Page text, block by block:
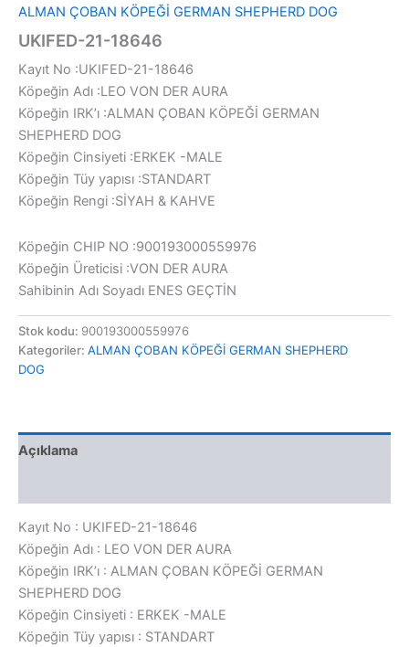
ALMAN ÇOBAN KÖPEĞİ GERMAN SHEPHERD DOG
UKIFED-21-18646
Kayıt No :UKIFED-21-18646
Köpeğin Adı :LEO VON DER AURA
Köpeğin IRK’ı :ALMAN ÇOBAN KÖPEĞİ GERMAN
SHEPHERD DOG
Köpeğin Cinsiyeti :ERKEK -MALE
Köpeğin Tüy yapısı :STANDART
Köpeğin Rengi :SİYAH & KAHVE
Köpeğin CHIP NO :900193000559976
Köpeğin Üreticisi :VON DER AURA
Sahibinin Adı Soyadı ENES GEÇTİN
Stok kodu: 900193000559976
Kategoriler: ALMAN ÇOBAN KÖPEĞİ GERMAN SHEPHERD
DOG
Açıklama
Kayıt No : UKIFED-21-18646
Köpeğin Adı : LEO VON DER AURA
Köpeğin IRK’ı : ALMAN ÇOBAN KÖPEĞİ GERMAN
SHEPHERD DOG
Köpeğin Cinsiyeti : ERKEK -MALE
Köpeğin Tüy yapısı : STANDART